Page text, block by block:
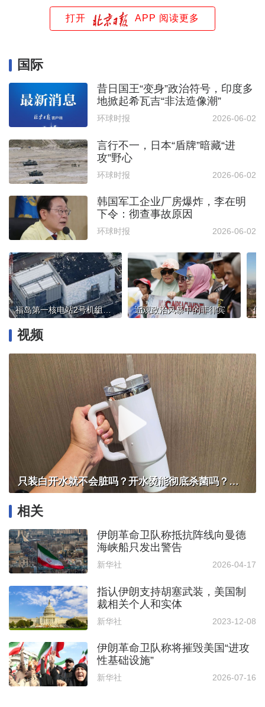
打开 APP 阅读更多
国际
昔日国王“变身”政治符号，印度多
地掀起希瓦吉“非法造像潮”
环球时报 2026-06-02
言行不一，日本“盾牌”暗藏“进
攻”野心
环球时报 2026-06-02
韩国军工企业厂房爆炸，李在明
下令：彻查事故原因
环球时报 2026-06-02
福岛第一核电站2号机组乏燃料移出作业将于下月启动 近观政治风暴中的菲律宾
视频
只装白开水就不会脏吗？开水烫能彻底杀菌吗？感控专家详解“吸管杯”藏菌真相｜都视频·热观察
相关
伊朗革命卫队称抵抗阵线向曼德
海峡船只发出警告
新华社 2026-04-17
指认伊朗支持胡塞武装，美国制
裁相关个人和实体
新华社 2023-12-08
伊朗革命卫队称将摧毁美国“进攻
性基础设施”
新华社 2026-07-16